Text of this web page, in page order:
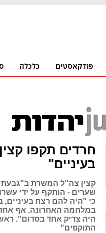
חרדים תקפו
בעיניים"
קצין צה"ל המשרת
שערים - הותקף על ידי
כי "היה להם רצח בעיניים,
במלחמה האחרונה. אף אחד
היה צדיק אחד בסדום".
התוקפים"